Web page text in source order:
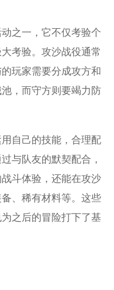
之一，它不仅考验个
考验。攻沙战役通常
玩家需要分成攻方和
，而守方则要竭力防
自己的技能，合理配
与队友的默契配合，
斗体验，还能在攻沙
、稀有材料等。这些
之后的冒险打下了基